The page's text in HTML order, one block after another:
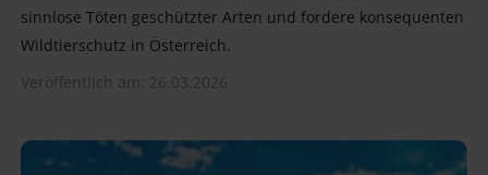
sinnlose Töten geschützter Arten und fordere konsequenten
Wildtierschutz in Österreich.
Veröffentlich am: 26.03.2026